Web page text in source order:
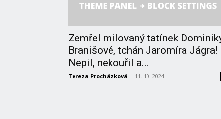
Zemřel milovaný tatínek
Branišové, tchán Jaromíra Jágra!
Nepil, nekouřil a...
Tereza Procházková - 11. 10. 2024